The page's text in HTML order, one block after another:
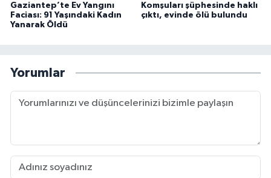
Gaziantep’te Ev Yangını
Faciası: 91 Yaşındaki Kadın
Yanarak Öldü
Komşuları şüphesinde haklı
çıktı, evinde ölü bulundu
Yorumlar